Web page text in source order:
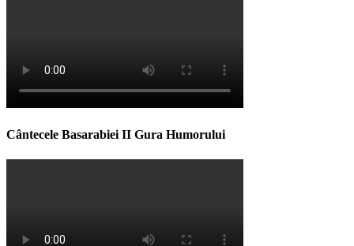
Cântecele Basarabiei II Gura Humorului